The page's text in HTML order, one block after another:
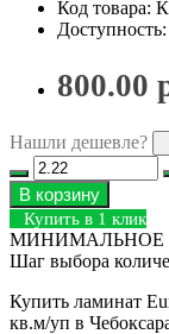
Код товара:
800.00
Нашли дешевле?
В корзину
Купить в 1 клик
МИНИМАЛЬНОЕ
Шаг выбора
Купить ламинат
кв.м/уп в